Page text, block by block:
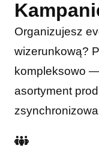
Organizujesz
wizerunkową?
kompleksowo
asortyment